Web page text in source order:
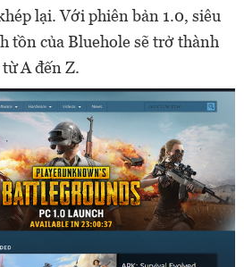
lại. Với phiên bản 1.0, siêu
tồn của Bluehole sẽ trở thành
A đến Z.